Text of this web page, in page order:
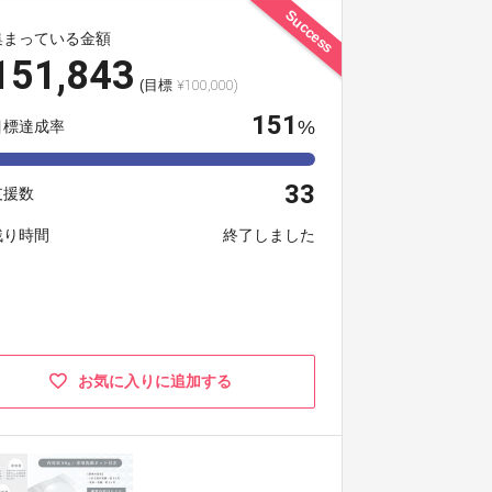
Success
まっている金額
(目標 ¥100,000)
標達成率 151 %
援数 33
り時間 終了しました
お気に入りに追加する